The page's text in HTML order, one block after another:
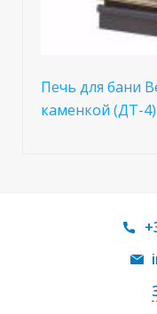
Печь для бани
каменкой (ДТ-4)